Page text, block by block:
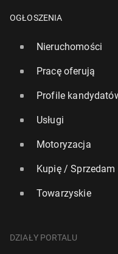
OGŁOSZENIA
Nieruchomości
Pracę oferują
Profile
Usługi
Motoryzacja
Kupię / Sprzedam
Towarzyskie
DZIAŁY PORTALU